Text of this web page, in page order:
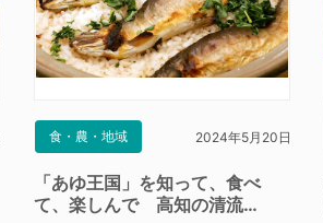
食・農・地域 2024年5月20日
「あゆ王国」を知って、食べ
て、楽しんで 高知の清流…